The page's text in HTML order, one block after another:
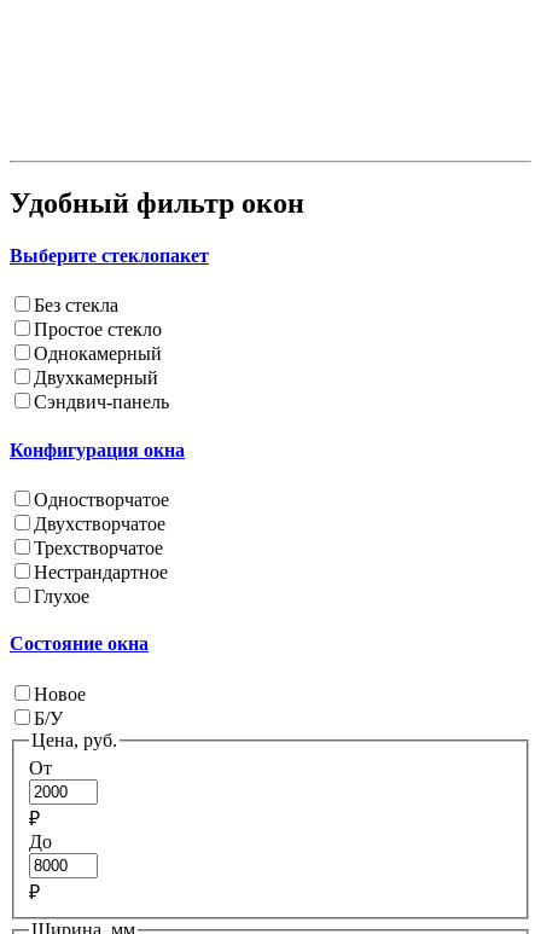
Удобный фильтр окон
Выберите стеклопакет
Без стекла
Простое стекло
Однокамерный
Двухкамерный
Сэндвич-панель
Конфигурация окна
Одностворчатое
Двухстворчатое
Трехстворчатое
Нестрандартное
Глухое
Состояние окна
Новое
Б/У
Цена, руб.
От
₽
До
₽
Ширина, мм